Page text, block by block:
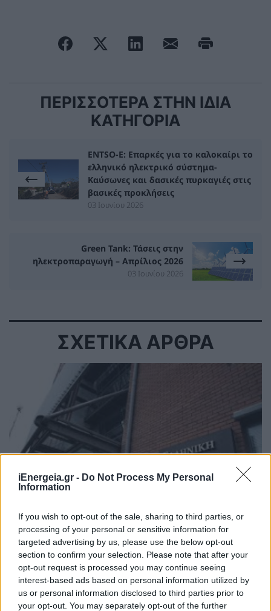
iEnergeia.gr - Do Not Process My Personal
Information
If you wish to opt-out of the sale, sharing to third parties, or
processing of your personal or sensitive information for
targeted advertising by us, please use the below opt-out
section to confirm your selection. Please note that after your
opt-out request is processed you may continue seeing
interest-based ads based on personal information utilized by
us or personal information disclosed to third parties prior to
your opt-out. You may separately opt-out of the further
ΠΕΡΙΣΣΟΤΕΡΑ ΣΤΗΝ ΙΔΙΑ
ΚΑΤΗΓΟΡΙΑ
ENTSO-E: Επαρκές για το καλοκαίρι το
ελληνικό ηλεκτρικό σύστημα-
Καύσωνες και δασικές πυρκαγιές στις
βασικές προκλήσεις
03 Ιουνίου 2026
Green Tank: Τάσεις στην
ηλεκτροπαραγωγή – Απρίλιος 2026
03 Ιουνίου 2026
ΣΧΕΤΙΚΑ ΑΡΘΡΑ
ΧΡΗΣΤΙΚΑ
ΕΛΣΤΑΤ: Ετήσια αύξηση 8,8% παρουσίασε ο
δείκτης τιμών παραγωγού στη Βιομηχανία
τον Ιούνιου του 2026
30/07/2026 - 13:42